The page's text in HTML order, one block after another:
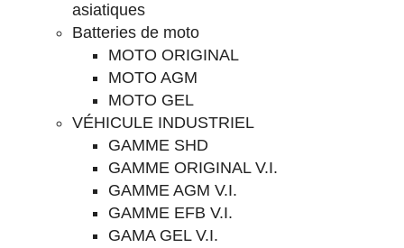
asiatiques
Batteries de moto
MOTO ORIGINAL
MOTO AGM
MOTO GEL
VÉHICULE INDUSTRIEL
GAMME SHD
GAMME ORIGINAL V.I.
GAMME AGM V.I.
GAMME EFB V.I.
GAMA GEL V.I.